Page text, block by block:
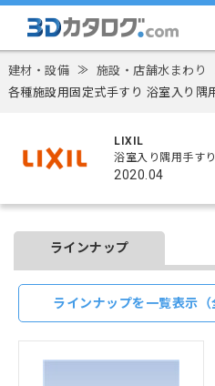
建材・設備 ≫ 施設・店舗水まわり
各種施設用固定式手すり 浴室入り隅
LIXIL
浴室入り隅用手すり
2020.04
ラインナップ
ラインナップを一覧表示（